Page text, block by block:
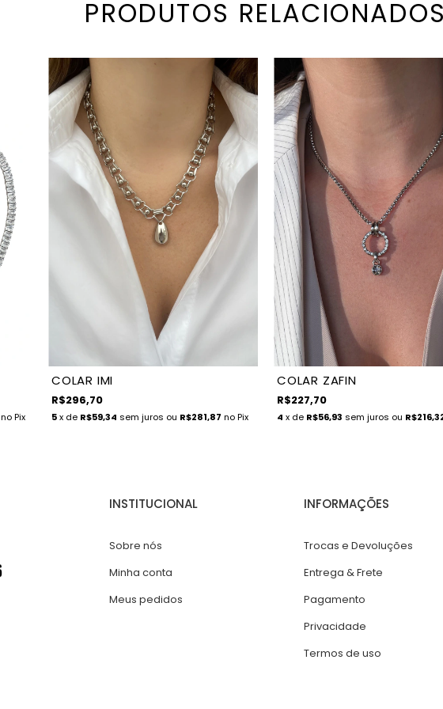
PRODUTOS
no Pix
COLAR IMI
R$296,70
5x de R$59,34 sem juros ou R$281,87 no Pix
COLAR ZAFIN
R$227,70
4 x de R$56,93 sem juros ou
INSTITUCIONAL
Sobre nós
Minha conta
Meus pedidos
INFORMAÇÕES
Trocas e Devoluções
Entrega & Frete
Pagamento
Privacidade
Termos de uso